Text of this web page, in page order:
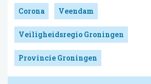
Corona Veendam
Veiligheidsregio Groningen
Provincie Groningen